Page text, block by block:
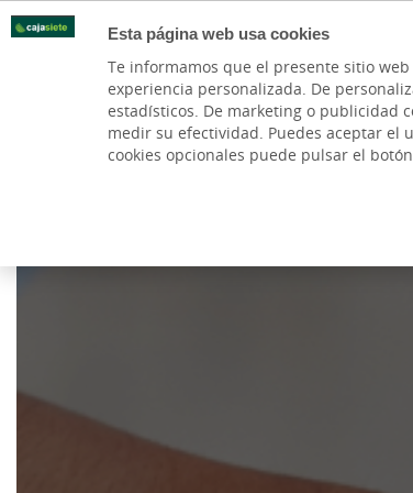
Esta página web usa cookies
Te informamos que el presente sitio
experiencia personalizada. De
estadísticos. De marketing o publicidad
medir su efectividad. Puedes aceptar el
cookies opcionales puede pulsar el
PARTICULARES
Cuentas Subvenciones